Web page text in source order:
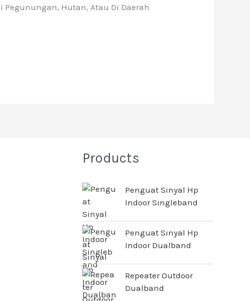
Pegunungan, Hutan, Atau Di Daerah
Products
Penguat Sinyal Hp
Indoor Singleband
Penguat Sinyal Hp
Indoor Dualband
Repeater Outdoor
Dualband